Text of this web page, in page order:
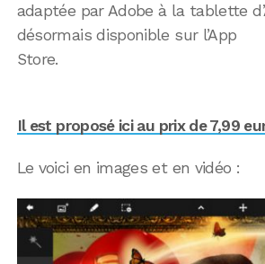
adaptée par Adobe à la tablette
désormais disponible sur l’App
Store.
Il est proposé ici au prix de 7,99
Le voici en images et en vidéo :